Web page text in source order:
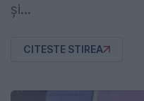
și...
CITESTE STIREA